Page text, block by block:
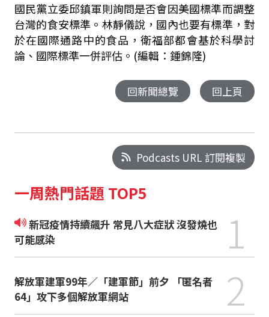
國民黨立委邱鎮軍則詢問是否會因美國標準而調整
台灣的食安標準。林靜儀說，國內也要有標準，對
於在國際通路中的食品，衛福部都會基於科學討
論、國際標準一併評估。(編輯：鍾錦隆)
回新聞總覽 回上頁
Podcasts URL 訂閱複製
一周熱門話題 TOP5
新冠疫情持續飆升 常見八大症狀 沒發燒也
可能感染
1
解放軍建軍99年／「建軍節」前夕 「匿名者
64」攻下多個解放軍網站
2